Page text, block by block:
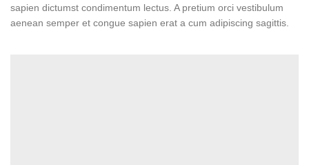
sapien dictumst condimentum lectus. A pretium orci vestibulum
aenean semper et congue sapien erat a cum adipiscing sagittis.